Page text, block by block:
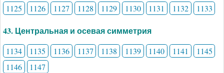
1125
1126 1127 1128 1129 1130 1131 1132 1133
43. Центральная и осевая симметрия
1134 1135 1136 1137 1138 1139 1140 1141
1145
1146
1147